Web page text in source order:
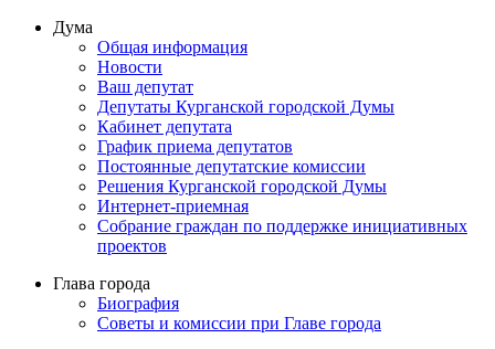
Дума
Общая информация
Новости
Ваш депутат
Депутаты Курганской городской Думы
Кабинет депутата
График приема депутатов
Постоянные депутатские комиссии
Решения Курганской городской Думы
Интернет-приемная
Собрание граждан по поддержке инициативных
проектов
Глава города
Биография
Советы и комиссии при Главе города